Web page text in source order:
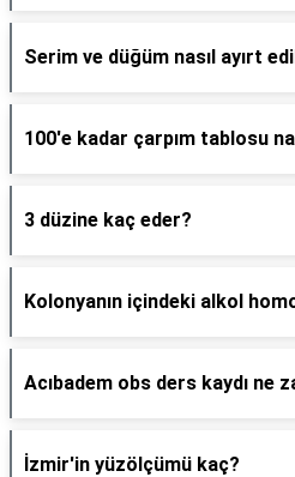
Serim ve düğüm nasıl ayırt
100'e kadar çarpım tablosu
3 düzine kaç eder?
Kolonyanın içindeki alkol
Acıbadem obs ders kaydı ne
İzmir'in yüzölçümü kaç?